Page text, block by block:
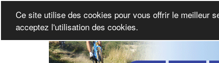
Ce site utilise des cookies pour vous offrir le meilleur
acceptez l'utilisation des cookies.